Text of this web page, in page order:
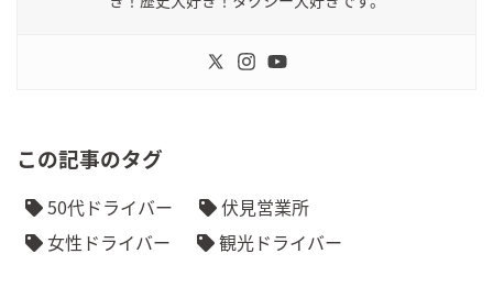
この記事のタグ
50代ドライバー
伏見営業所
女性ドライバー
観光ドライバー